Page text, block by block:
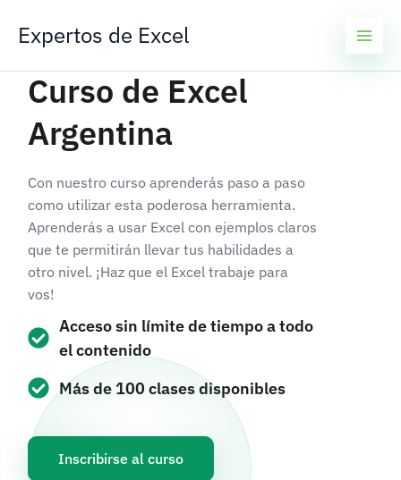
Expertos de Excel
Curso de Excel
Argentina
Con nuestro curso aprenderás paso a paso
como utilizar esta poderosa herramienta.
Aprenderás a usar Excel con ejemplos claros
que te permitirán llevar tus habilidades a
otro nivel. ¡Haz que el Excel trabaje para
vos!
Acceso sin límite de tiempo a todo
el contenido
Más de 100 clases disponibles
Inscribirse al curso